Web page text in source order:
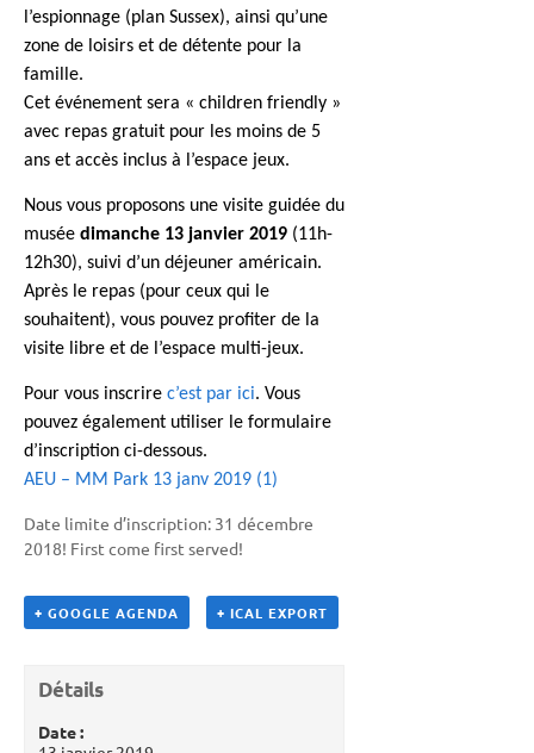
l’espionnage (plan Sussex), ainsi qu’une
zone de loisirs et de détente pour la
famille.
Cet événement sera « children friendly »
avec repas gratuit pour les moins de 5
ans et accès inclus à l’espace jeux.
Nous vous proposons une visite guidée du
musée dimanche 13 janvier 2019 (11h-
12h30), suivi d’un déjeuner américain.
Après le repas (pour ceux qui le
souhaitent), vous pouvez profiter de la
visite libre et de l’espace multi-jeux.
Pour vous inscrire c’est par ici. Vous
pouvez également utiliser le formulaire
d’inscription ci-dessous.
AEU – MM Park 13 janv 2019 (1)
Date limite d’inscription: 31 décembre
2018! First come first served!
+ GOOGLE AGENDA + ICAL EXPORT
Détails
Date :